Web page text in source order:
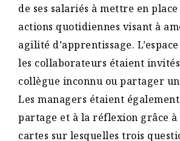
de ses salariés à mettre en
actions quotidiennes visant à
agilité d’apprentissage.
les collaborateurs étaient
collègue inconnu ou partager
Les managers étaient
partage et à la réflexion grâce à
cartes sur lesquelles trois